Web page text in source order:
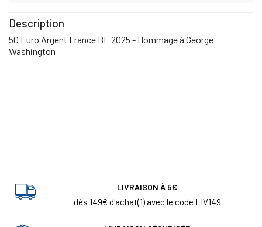
Description
50 Euro Argent France BE 2025 - Hommage à George
Washington
LIVRAISON À 5€
dès 149€ d'achat(1) avec le code LIV149